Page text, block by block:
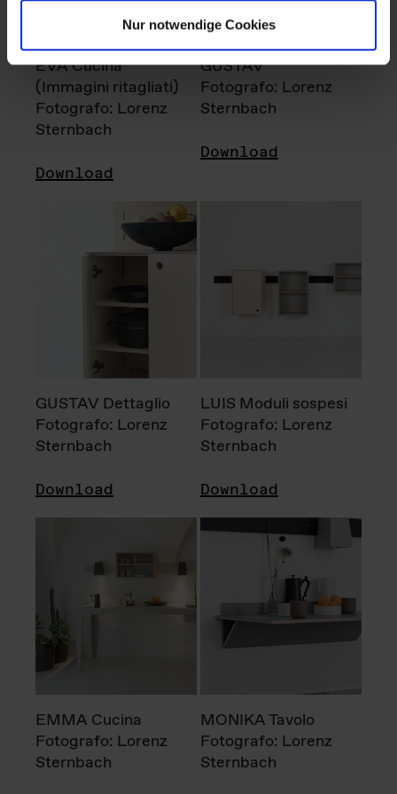
Nur notwendige Cookies
EVA Cucina
(Immagini ritagliati)
Fotografo: Lorenz
Sternbach
Download
GUSTAV
Fotografo: Lorenz
Sternbach
Download
GUSTAV Dettaglio
Fotografo: Lorenz
Sternbach
Download
LUIS Moduli sospesi
Fotografo: Lorenz
Sternbach
Download
EMMA Cucina
Fotografo: Lorenz
Sternbach
MONIKA Tavolo
Fotografo: Lorenz
Sternbach